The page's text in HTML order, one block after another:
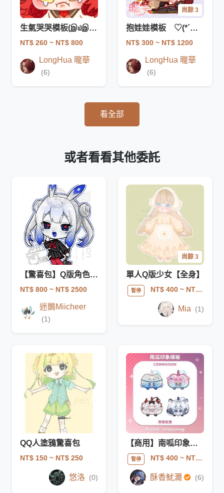
生氣哭哭模板(இ௰இ) (700*700 px)
NT$ 260 ~ NT$ 800
LongHua 曨華
(6)
尚餘 3
抱娃娃模板 ♡(*´∀｀*)人(*´∀｀*)♡
NT$ 300 ~ NT$ 1200
LongHua 曨華
(6)
看全部
或者看看其他委託
【驚喜包】Q版角色(單人/雙人互動+小場景)
NT$ 800 ~ NT$ 2500
迷鵲Miicheer
(1)
尚餘 3
單人Q版少女【全身】
暫停 NT$ 400~ NT$ 600
Mia (1)
QQ人塗鴉驚喜包
NT$ 150 ~ NT$ 250
悠洛 (0)
【商用】南呱印象模板🎃
暫停 NT$ 400~ NT$ 600
酥香魷濔 (6)